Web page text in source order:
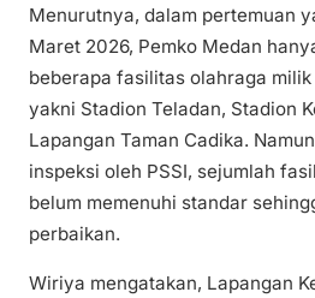
Menurutnya, dalam pertemuan
Maret 2026, Pemko Medan
beberapa fasilitas olahraga
yakni Stadion Teladan, Stadion
Lapangan Taman Cadika.
inspeksi oleh PSSI, sejumlah
belum memenuhi standar
perbaikan.
Wiriya mengatakan, Lapangan